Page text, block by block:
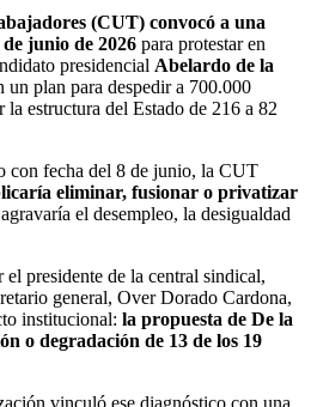
(CUT) convocó a una
junio de 2026 para protestar en
presidencial Abelardo de la
un plan para despedir a 700.000
estructura del Estado de 216 a 82
con fecha del 8 de junio, la CUT
eliminar, fusionar o privatizar
el desempleo, la desigualdad
presidente de la central sindical,
general, Over Dorado Cardona,
institucional: la propuesta de De la
o degradación de 13 de los 19
vinculó ese diagnóstico con una